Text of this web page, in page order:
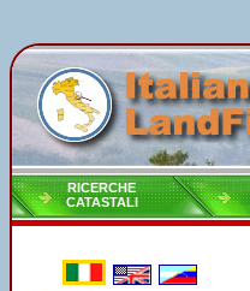
RICERCHE
CATASTALI